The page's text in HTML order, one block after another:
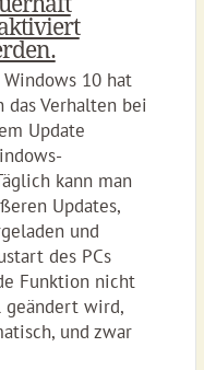
10 hat
das Verhalten bei
Update
kann man
Updates,
und
des PCs
Funktion nicht
geändert wird,
und zwar